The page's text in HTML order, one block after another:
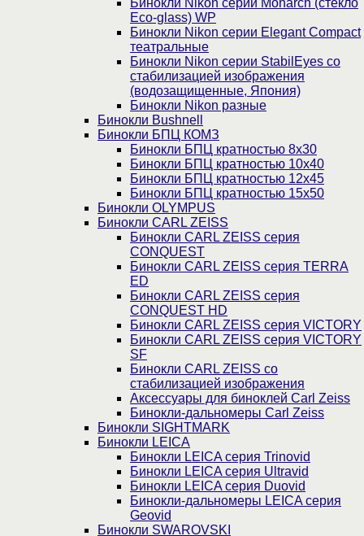
Бинокли Nikon серии Monarch (стекло
Eco-glass) WP
Бинокли Nikon серии Elegant Compact
театральные
Бинокли Nikon серии StabilEyes со
стабилизацией изображения
(водозащищенные, Япония)
Бинокли Nikon разные
Бинокли Bushnell
Бинокли БПЦ КОМЗ
Бинокли БПЦ кратностью 8х30
Бинокли БПЦ кратностью 10х40
Бинокли БПЦ кратностью 12х45
Бинокли БПЦ кратностью 15х50
Бинокли OLYMPUS
Бинокли CARL ZEISS
Бинокли CARL ZEISS серия
CONQUEST
Бинокли CARL ZEISS серия TERRA
ED
Бинокли CARL ZEISS серия
CONQUEST HD
Бинокли CARL ZEISS серия VICTORY
Бинокли CARL ZEISS серия VICTORY
SF
Бинокли CARL ZEISS со
стабилизацией изображения
Аксессуары для биноклей Carl Zeiss
Бинокли-дальномеры Carl Zeiss
Бинокли SIGHTMARK
Бинокли LEICA
Бинокли LEICA серия Trinovid
Бинокли LEICA серия Ultravid
Бинокли LEICA серия Duovid
Бинокли-дальномеры LEICA серия
Geovid
Бинокли SWAROVSKI